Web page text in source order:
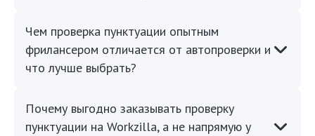
Чем проверка пунктуации опытным
фрилансером отличается от автопроверки и
что лучше выбрать?
Почему выгодно заказывать проверку
пунктуации на Workzilla, а не напрямую у